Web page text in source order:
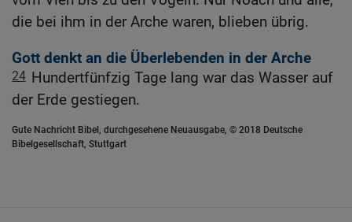
die bei ihm in der Arche waren, blieben übrig.
Gott denkt an die Überlebenden in der Arche
24 Hundertfünfzig Tage lang war das Wasser auf
der Erde gestiegen.
Gute Nachricht Bibel, durchgesehene Neuausgabe, © 2018 Deutsche
Bibelgesellschaft, Stuttgart